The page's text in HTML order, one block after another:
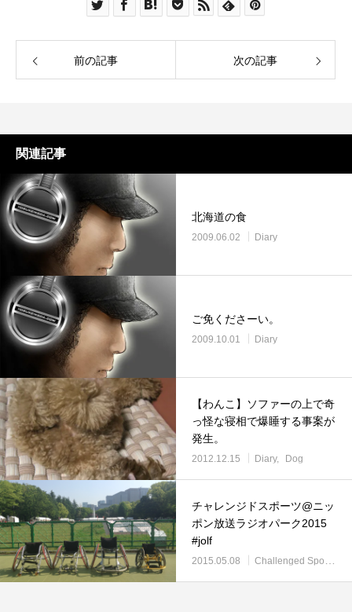
前の記事 次の記事
関連記事
北海道の食
2009.06.02 Diary
ご免くださーい。
2009.10.01 Diary
【わんこ】ソファーの上で奇
っ怪な寝相で爆睡する事案が
発生。
2012.12.15 Diary Dog
チャレンジドスポーツ@ニッ
ポン放送ラジオパーク2015
#jolf
2015.05.08 Challenged Sports